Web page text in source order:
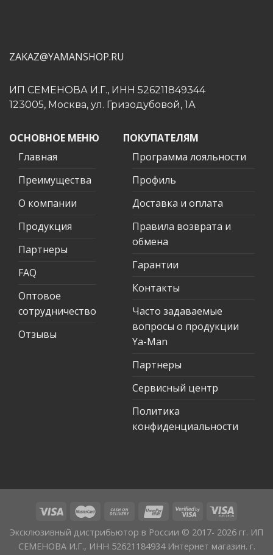
ZAKAZ@YAMANSHOP.RU
ИП СЕМЕНОВА И.Г., ИНН 526211849344
123005, Москва, ул. Гризодубовой, 1А
ОСНОВНОЕ МЕНЮ
Главная
Преимущества
О компании
Продукция
Партнеры
FAQ
Оптовое
сотрудничество
Отзывы
ПОКУПАТЕЛЯМ
Программа лояльности
Профиль
Доставка и оплата
Правила возврата и
обмена
Гарантии
Контакты
Часто задаваемые
вопросы о продукции
Ya-Man
Партнеры
Сервисный центр
Политика
конфиденциальности
Эксклюзивный дистрибьютор в России © 2017- 2026 гг. ИП
СЕМЕНОВА И.Г., ИНН 52621184934 Интернет магазин. г.